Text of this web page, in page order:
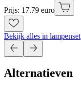
Prijs: 17.79 euro
Bekijk alles in lampenset
Alternatieven